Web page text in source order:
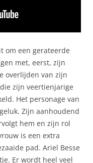
om een gerateerde
met, eerst, zijn
overlijden van zijn
zijn veertienjarige
Het personage van
Zijn aanhoudend
hem en zijn rol
is een extra
pad. Ariel Besse
Er wordt heel veel